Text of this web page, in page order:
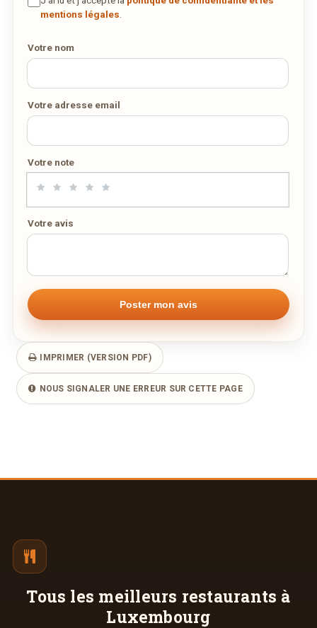
DÉCOUVRIR LA LIVRAISON
mentions légales
Votre nom
Votre adresse email
Votre note
Votre avis
IMPRIMER (VERSION PDF)
NOUS SIGNALER UNE ERREUR SUR CETTE PAGE
Tous les meilleurs restaurants à
Luxembourg